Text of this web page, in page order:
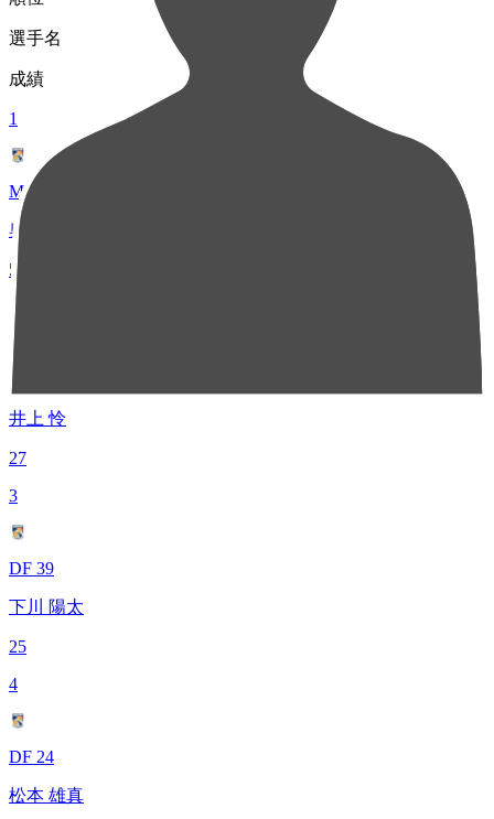
選手名
成績
1
MF 47
奥村 晃司
56
2
MF 10
井上 怜
27
3
DF 39
下川 陽太
25
4
DF 24
松本 雄真